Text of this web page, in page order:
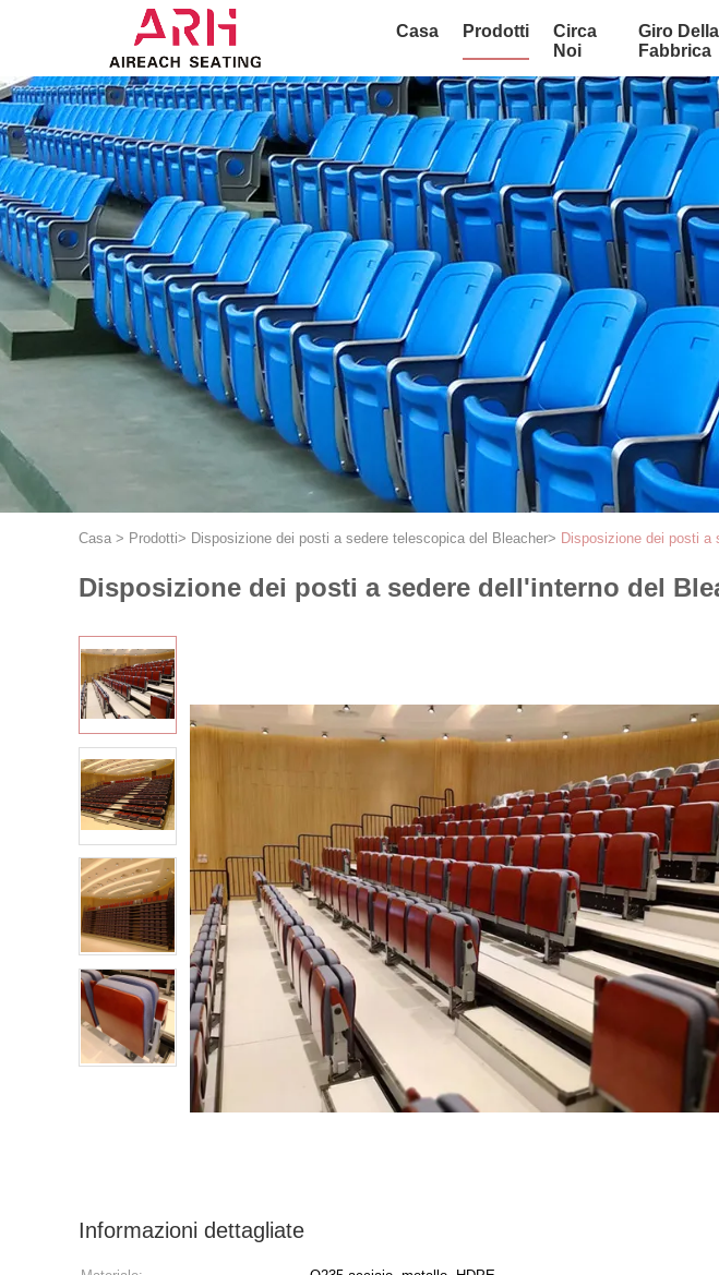
Casa Prodotti
Circa
Noi
Giro Della
Fabbrica
Casa > Prodotti> Disposizione dei posti a sedere telescopica del Bleacher> Disposizione dei posti a
Disposizione dei posti a sedere dell'interno del
Informazioni dettagliate